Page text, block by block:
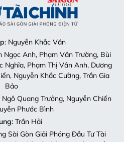
: Nguyễn Khắc Văn
Ngọc Anh, Phạm Văn Trường, Bùi
Nghĩa, Phạm Thị Vân Anh, Dương
Nguyễn Khắc Cường, Trần Gia
Bảo
Ngô Quang Trưởng, Nguyễn Chiến
Phước Bình
Trần Hải
Sài Gòn Giải Phóng Đầu Tư Tài